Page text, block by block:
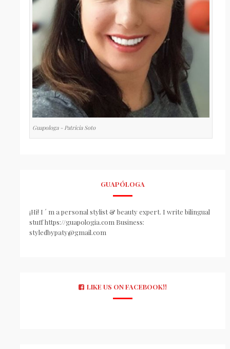
Guapologa - Patricia Soto
GUAPÓLOGA
¡Hi! I ´ m a personal stylist & beauty expert. I write bilingual
stuff https://guapologia.com Business:
styledbypaty@gmail.com
LIKE US ON FACEBOOK!!